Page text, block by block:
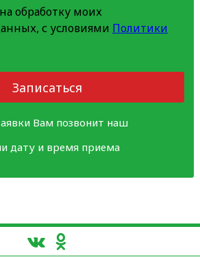
обработку моих
с условиями Политики
Записаться
Вам позвонит наш
дату и время приема